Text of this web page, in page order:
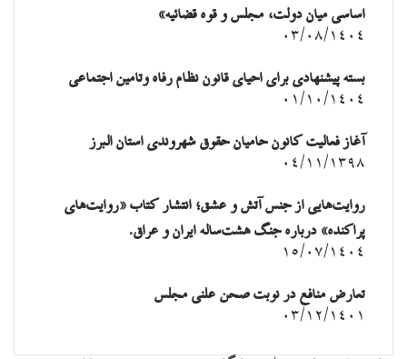
اساسی میان دولت، مجلس و قوه قضائیه»
۰۳/۰۸/۱۴۰۴
بسته پیشنهادی برای احیای قانون نظام رفاه وتامین اجتماعی
۰۱/۱۰/۱۴۰۴
آغاز فعالیت کانون حامیان حقوق شهروندی استان البرز
۰۴/۱۱/۱۳۹۸
روایت‌هایی از جنس آتش و عشق؛ انتشار کتاب «روایت‌های
پراکنده» درباره جنگ هشت‌ساله ایران و عراق.
۱۵/۰۷/۱۴۰۴
تعارض منافع در نوبت صحن علنی مجلس
۰۳/۱۲/۱۴۰۱